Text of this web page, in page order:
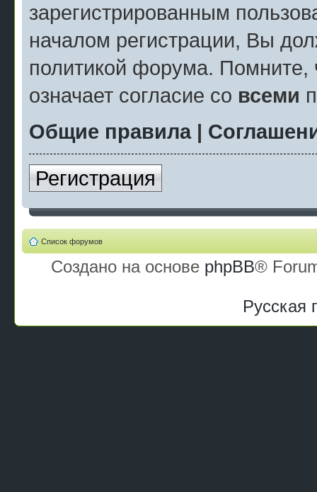
зарегистрированным
началом регистрации, Вы
политикой форума.
означает согласие со всеми
Общие правила|
Регистрация
Список форумов
Создано на основе phpBB®
Русская